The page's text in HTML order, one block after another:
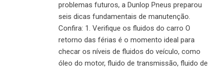
problemas futuros, a Dunlop Pneus preparou
seis dicas fundamentais de manutenção.
Confira: 1. Verifique os fluidos do carro O
retorno das férias é o momento ideal para
checar os níveis de fluidos do veículo, como
óleo do motor, fluido de transmissão, fluido de